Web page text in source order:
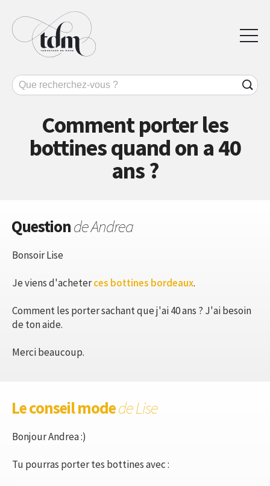
Comment porter les
bottines quand on a 40
ans ?
Questionde Andrea
Bonsoir Lise
Je viens d'acheterces bottines bordeaux.
Comment les porter sachant que j'ai 40 ans ? J'ai besoin
de ton aide.
Merci beaucoup.
Le conseil modede Lise
Bonjour Andrea :)
Tu pourras porter tes bottines avec :